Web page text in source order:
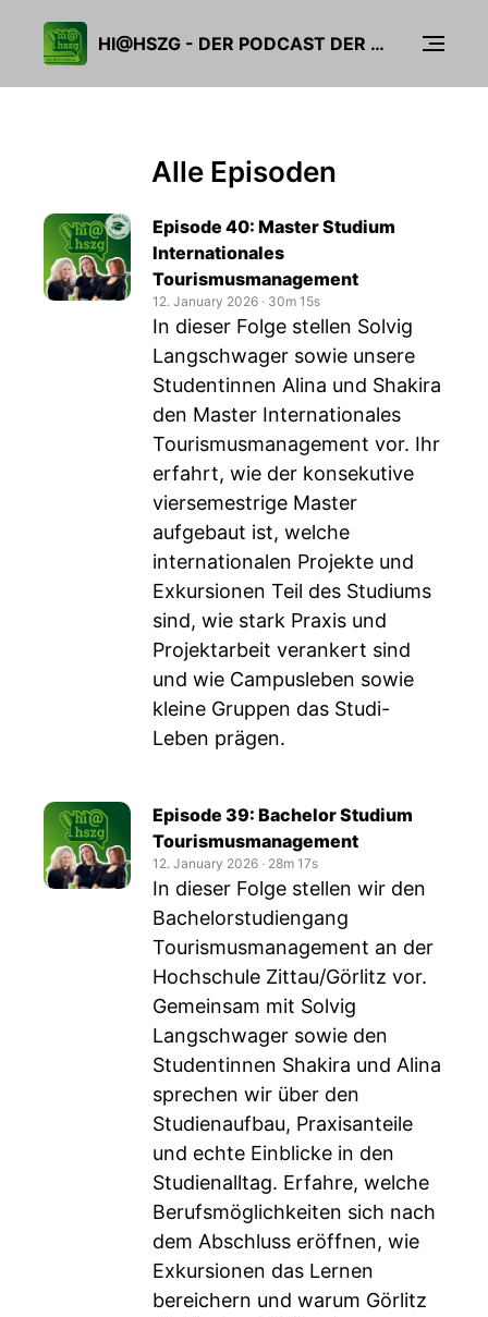
HI@HSZG - DER PODCAST DER HOCHSCHULE ZITTAU/GÖRLITZ
Alle Episoden
Episode 40: Master Studium
Internationales
Tourismusmanagement
12. January 2026 ‧ 30m 15s
In dieser Folge stellen Solvig
Langschwager sowie unsere
Studentinnen Alina und Shakira
den Master Internationales
Tourismusmanagement vor. Ihr
erfahrt, wie der konsekutive
viersemestrige Master
aufgebaut ist, welche
internationalen Projekte und
Exkursionen Teil des Studiums
sind, wie stark Praxis und
Projektarbeit verankert sind
und wie Campusleben sowie
kleine Gruppen das Studi-
Leben prägen.
Episode 39: Bachelor Studium
Tourismusmanagement
12. January 2026 ‧ 28m 17s
In dieser Folge stellen wir den
Bachelorstudiengang
Tourismusmanagement an der
Hochschule Zittau/Görlitz vor.
Gemeinsam mit Solvig
Langschwager sowie den
Studentinnen Shakira und Alina
sprechen wir über den
Studienaufbau, Praxisanteile
und echte Einblicke in den
Studienalltag. Erfahre, welche
Berufsmöglichkeiten sich nach
dem Abschluss eröffnen, wie
Exkursionen das Lernen
bereichern und warum Görlitz